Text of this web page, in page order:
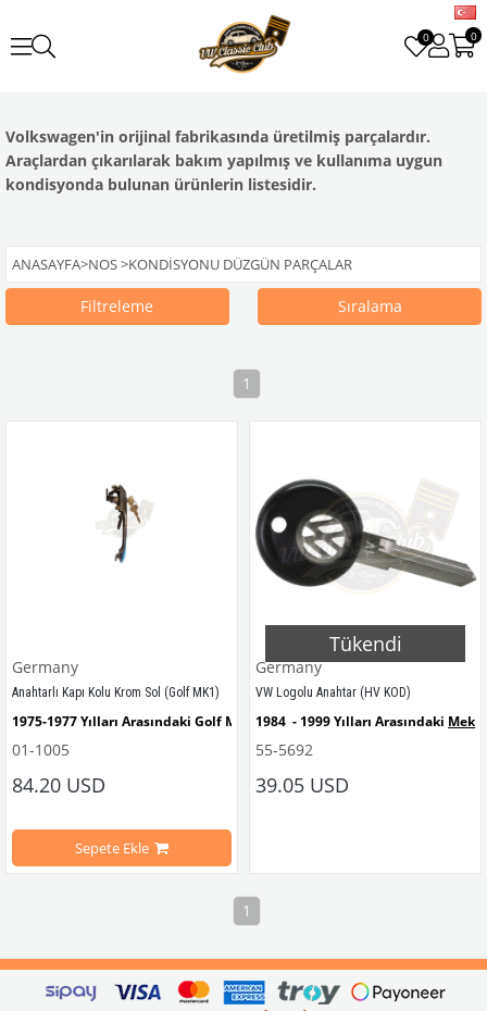
0 0
Volkswagen'in orijinal fabrikasında üretilmiş parçalardır.
Araçlardan çıkarılarak bakım yapılmış ve kullanıma uygun
kondisyonda bulunan ürünlerin listesidir.
ANASAYFA>NOS>KONDISYONU DÜZGÜN PARÇALAR
Filtreleme Sıralama
1
Germany
Anahtarlı Kapı Kolu Krom Sol (Golf MK1)
1975-1977 Yılları Arasındaki Golf MK1 Modelleri İle Uyumludur
Nos Parçadır!
01-1005
84.20 USD
Sepete Ekle
Tükendi
Germany
VW Logolu Anahtar (HV KOD)
1984  - 1999 Yılları Arasındaki
1975  - 1987 Yılları Arasındaki
1980  - 1987 Yılları Arasındaki
1974  - 1992 Yılları Arasındaki
55-5692
39.05 USD
1